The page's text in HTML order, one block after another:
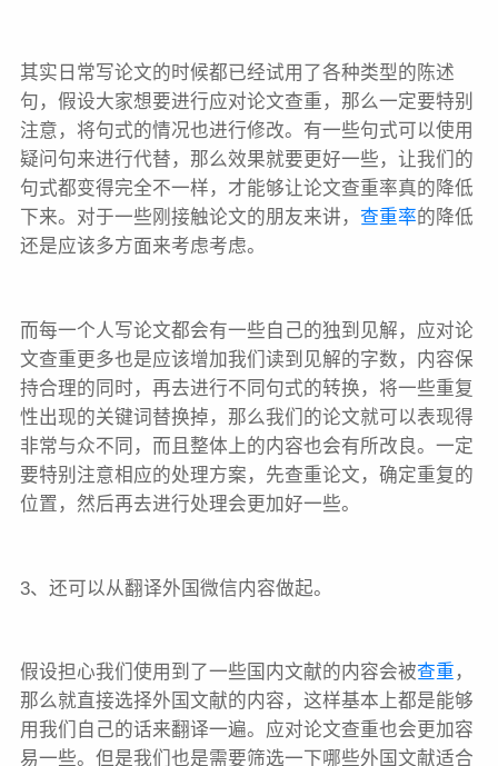
其实日常写论文的时候都已经试用了各种类型的陈述
句，假设大家想要进行应对论文查重，那么一定要特别
注意，将句式的情况也进行修改。有一些句式可以使用
疑问句来进行代替，那么效果就要更好一些，让我们的
句式都变得完全不一样，才能够让论文查重率真的降低
下来。对于一些刚接触论文的朋友来讲， 查重率的降低
还是应该多方面来考虑考虑。
而每一个人写论文都会有一些自己的独到见解，应对论
文查重更多也是应该增加我们读到见解的字数，内容保
持合理的同时，再去进行不同句式的转换，将一些重复
性出现的关键词替换掉，那么我们的论文就可以表现得
非常与众不同，而且整体上的内容也会有所改良。一定
要特别注意相应的处理方案，先查重论文，确定重复的
位置，然后再去进行处理会更加好一些。
3、还可以从翻译外国微信内容做起。
假设担心我们使用到了一些国内文献的内容会被查重 ，
那么就直接选择外国文献的内容，这样基本上都是能够
用我们自己的话来翻译一遍。应对论文查重也会更加容
易一些。但是我们也是需要筛选一下哪些外国文献适合